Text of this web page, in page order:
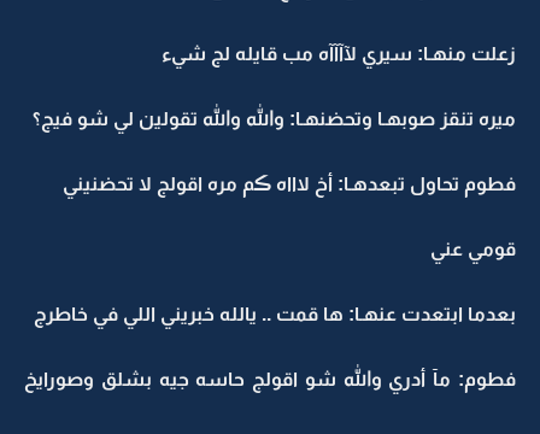
زعلت منهـا: سيري لآآآآه مب قايله لج شيء
ميره تنقز صوبهـا وتحضنهـا: والله والله تقولين لي شو فيج؟
فطوم تحاول تبعدهـا: أخ لاااه ڪم مره اقولج لا تحضنيني
قومي عني
بعدما ابتعدت عنهـا: ها قمت .. يالله خبريني اللي في خاطرج
فطوم: مآ أدري والله شو اقولج حاسه جيه بشلق وصورايخ